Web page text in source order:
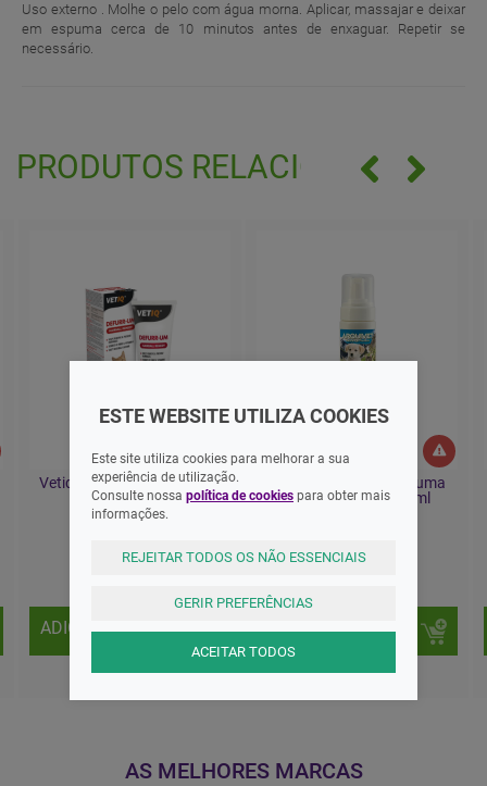
Uso externo . Molhe o pelo com água morna. Aplicar, massajar e deixar
em espuma cerca de 10 minutos antes de enxaguar. Repetir se
necessário.
PRODUTOS RELACIONADOS
Vetiq Defurr-Um 70g Gatos
11,95 EUR
ADICIONAR
Arquivet Champo Espuma
Seca Cão Gato 200ml
11,30 EUR
ADICIONAR
AS MELHORES MARCAS
ESTE WEBSITE UTILIZA COOKIES
Este site utiliza cookies para melhorar a sua
experiência de utilização.
Consulte nossa política de cookies para obter mais
informações.
REJEITAR TODOS OS NÃO ESSENCIAIS
GERIR PREFERÊNCIAS
ACEITAR TODOS